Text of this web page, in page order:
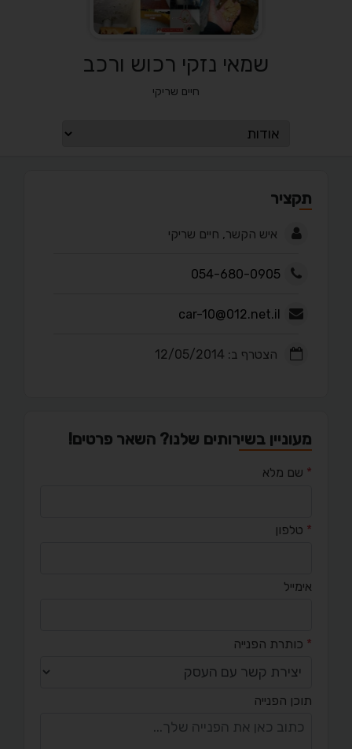
שמאי נזקי רכוש ורכב
חיים שריקי
תקציר
איש הקשר, חיים שריקי
054-680-0905
car-10@012.net.il
הצטרף ב: 12/05/2014
מעוניין בשירותים שלנו? השאר פרטים!
* שם מלא
* טלפון
אימייל
* כותרת הפנייה
תוכן הפנייה